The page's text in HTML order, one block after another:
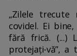
„Zilele
covidel. Ei
fără frică. (...)
protejați-vă”, a